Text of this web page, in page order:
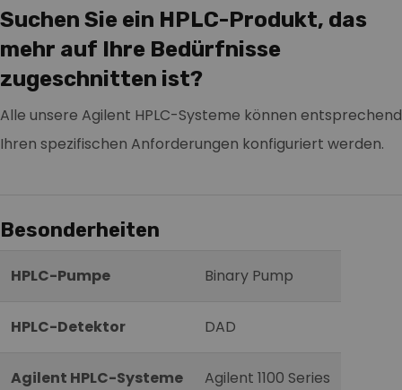
Suchen Sie ein HPLC-Produkt, das
mehr auf Ihre Bedürfnisse
zugeschnitten ist?
Alle unsere Agilent HPLC-Systeme können entsprechend
Ihren spezifischen Anforderungen konfiguriert werden.
Besonderheiten
HPLC-Pumpe Binary Pump
HPLC-Detektor DAD
Agilent HPLC-Systeme Agilent 1100 Series